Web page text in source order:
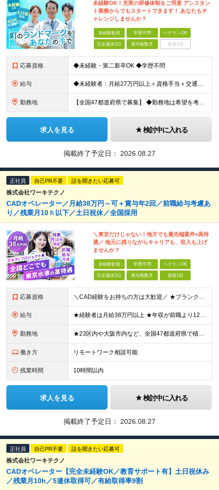
未経験OK！充実の研修体制をご用意 アシスタン
ト業務からでもスタートできます！ あなたもチ
ャレンジしませんか？
未経験歓迎 学歴不問 ベテランOK
完全週休2日 賞与複数月 面接1回
応募資格 ◆未経験・第二新卒OK ◆学歴不問
給与 ◆未経験者：月給27万円以上＋資格手当＋交通費全額支給＋時間外手当＋休日出勤手当 等 ◆経験者：月給32万円以上＋資格手当＋交通費全額支給＋時間外手当＋休日出勤手当 等 ◎あなたの給与は、これま
勤務地 【全国47都道府県で募集】 ◆勤務地は希望を考慮 ◆転勤なし ◆U・I・Jターン歓迎！ ◆基本直行直帰 ＼積極採用中／ 東北：宮城県、福島県 関東：東京都、神奈川県、埼玉県、千葉県 東海：愛知県、三
求人を見る 検討中に入れる
掲載終了予定日： 2026.08.27
正社員 自己PR不要 話を聞きたい応募可
株式会社ワーキテクノ
CADオペレーター／月給38万円～可＋賞与年2回／前職給与考慮あ
り／残業月10ｈ以下／土日祝休／全国採用
＼東京だけじゃない！地方でも最先端案件×高待
遇／ 地元に残りながらキャリアも、収入も上げ
ませんか？
未経験歓迎 学歴不問 ベテランOK
完全週休2日 賞与複数月 面接1回
応募資格 ＼CAD経験をお持ちの方は大歓迎／ ★ブランクがある方・スキルアップしたい方もOK！ ■人物重視の採用 ■転職回数不問 ■学歴不問 ＼こんな方にピッタリです／ ◆今よりもっとスキルを磨きたい ◆機
給与 ★経験者は月給38万円以上 ★年収が前職より120万円アップした実績あり ★前職の給与を最大限に考慮します！ 【経験者】 ■月給38万円～80万円＋各種手当＋賞与年2回 【未経験者/首都圏】 ■月
勤務地 ★23区内や大阪市内など、全国47都道府県で積極採用中！ ★直行直帰OK◎ ★U・Iターン歓迎 ★会社都合の転勤なし！ ご家族の転勤などに合わせた勤務先の変更はOK◎ ★大阪・東京・名古屋・福岡への引
働き方 リモートワーク相談可能
残業時間 10時間以内
求人を見る 検討中に入れる
掲載終了予定日： 2026.08.27
正社員 自己PR不要 話を聞きたい応募可
株式会社ワーキテクノ
CADオペレーター【完全未経験OK／教育サポート有】土日祝休み
／残業月10h／5連休取得可／有給取得率9割